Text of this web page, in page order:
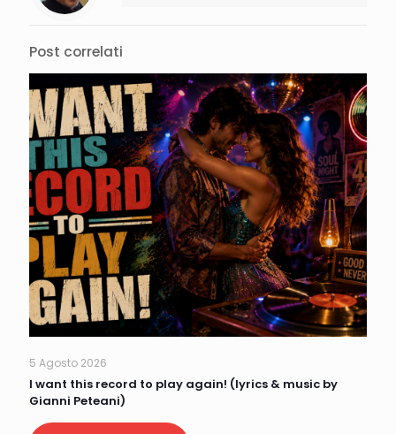
Post correlati
5 Agosto 2026
I want this record to play again! (lyrics & music by
Gianni Peteani)